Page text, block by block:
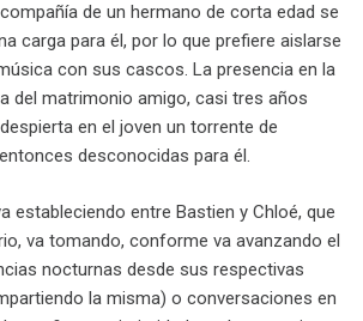
de un hermano de corta edad se
carga para él, por lo que prefiere aislarse
con sus cascos. La presencia en la
del matrimonio amigo, casi tres años
en el joven un torrente de
desconocidas para él.
estableciendo entre Bastien y Chloé, que
va tomando, conforme va avanzando el
nocturnas desde sus respectivas
la misma) o conversaciones en